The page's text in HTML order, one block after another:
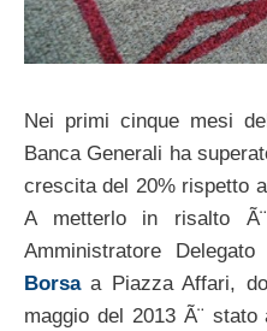
Nei primi cinque mesi
Banca Generali ha
crescita del 20% rispetto
A metterlo in risalto
Amministratore
Borsaa Piazza Affari,
maggio del 2013 Ã¨